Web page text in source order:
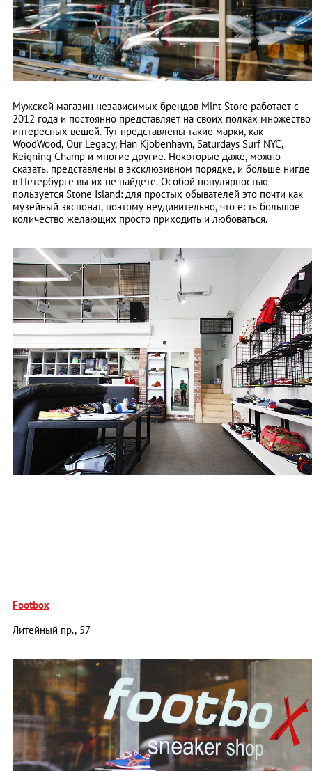
Мужской магазин независимых брендов Mint Store работает с
2012 года и постоянно представляет на своих полках множество
интересных вещей. Тут представлены такие марки, как
WoodWood, Our Legacy, Han Kjobenhavn, Saturdays Surf NYC,
Reigning Champ и многие другие. Некоторые даже, можно
сказать, представлены в эксклюзивном порядке, и больше нигде
в Петербурге вы их не найдете. Особой популярностью
пользуется Stone Island: для простых обывателей это почти как
музейный экспонат, поэтому неудивительно, что есть большое
количество желающих просто приходить и любоваться.
Footbox
Литейный пр., 57